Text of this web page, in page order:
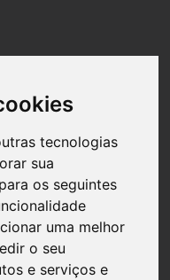
tecnologias
sua
os seguintes
uma melhor
o seu
e serviços e
Papel